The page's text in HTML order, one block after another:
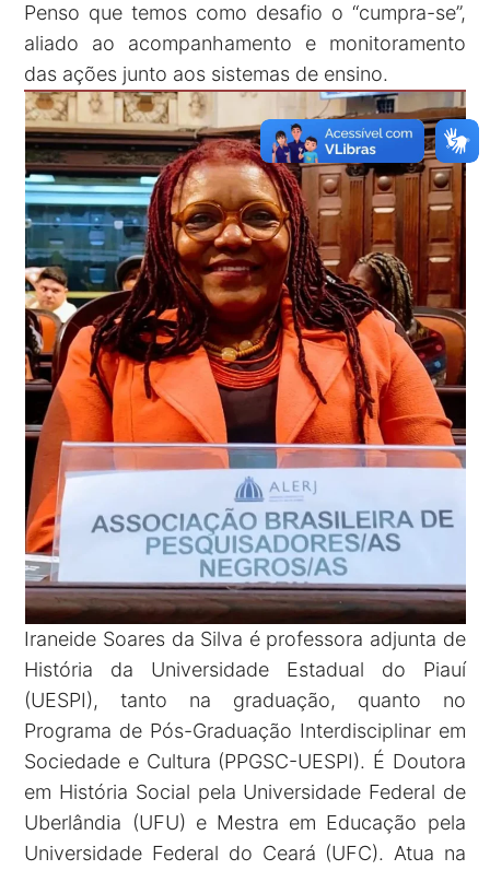
Penso que temos como desafio o “cumpra-se”,
aliado ao acompanhamento e monitoramento
das ações junto aos sistemas de ensino.
Iraneide Soares da Silva é professora adjunta de
História da Universidade Estadual do Piauí
(UESPI), tanto na graduação, quanto no
Programa de Pós-Graduação Interdisciplinar em
Sociedade e Cultura (PPGSC-UESPI). É Doutora
em História Social pela Universidade Federal de
Uberlândia (UFU) e Mestra em Educação pela
Universidade Federal do Ceará (UFC). Atua na